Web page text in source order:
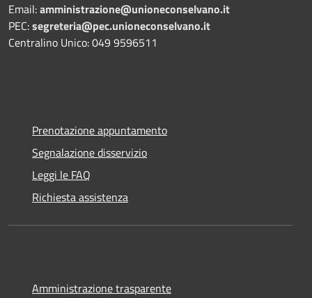
Email:amministrazione@unioneconselvano.it
PEC:segreteria@pec.unioneconselvano.it
Centralino Unico: 049 9596511
Prenotazione appuntamento
Segnalazione disservizio
Leggi le FAQ
Richiesta assistenza
Amministrazione trasparente